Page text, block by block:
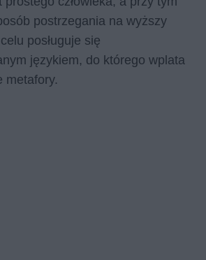
postrzegania na wyższy
posługuje się
językiem, do którego wplata
metafory.